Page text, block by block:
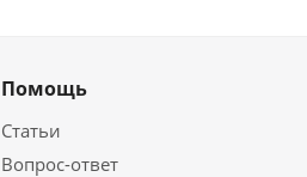
Помощь
Статьи
Вопрос-ответ